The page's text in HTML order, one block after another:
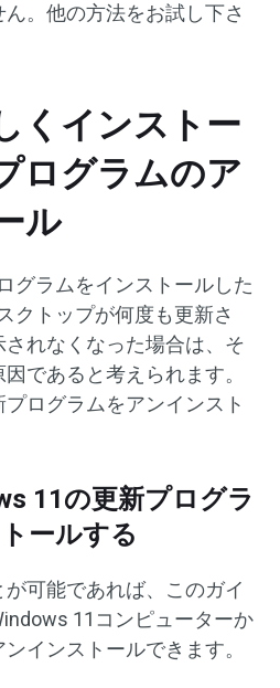
。他の方法をお試し下さ
くインストー
ログラムのア
ル
グラムをインストールした
クトップが何度も更新さ
れなくなった場合は、そ
であると考えられます。
ログラムをアンインスト
11の更新プログラ
ールする
可能であれば、このガイ
11コンピューターか
インストールできます。